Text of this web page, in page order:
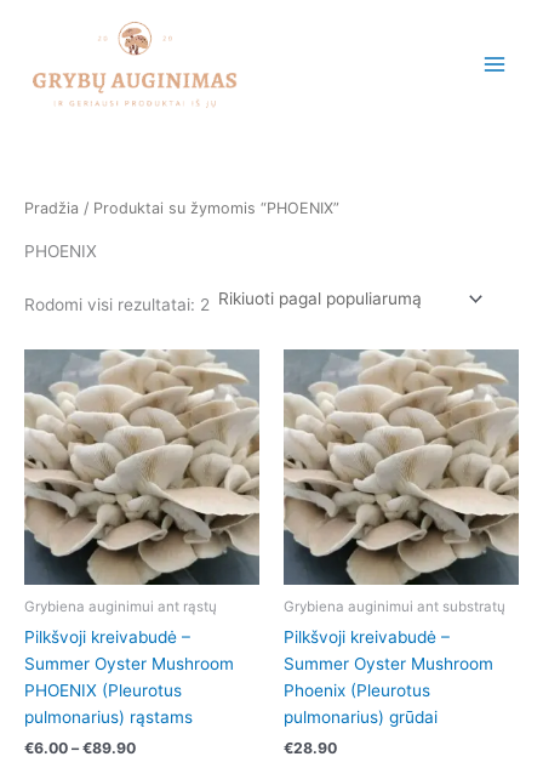
Pradžia / Produktai su žymomis “PHOENIX”
PHOENIX
Rodomi visi rezultatai: 2
Grybiena auginimui ant rąstų
Pilkšvoji kreivabudė –
Summer Oyster Mushroom
PHOENIX (Pleurotus
pulmonarius) rąstams
€6.00 – €89.90
Price
range:
€6.00
through
€89.90
This
product
has
multiple
variants.
The
options
may
chosen
the
Grybiena auginimui ant substratų
Pilkšvoji kreivabudė –
Summer Oyster Mushroom
Phoenix (Pleurotus
pulmonarius) grūdai
€28.90
This
product
has
multiple
variants.
The
options
may
chosen
the